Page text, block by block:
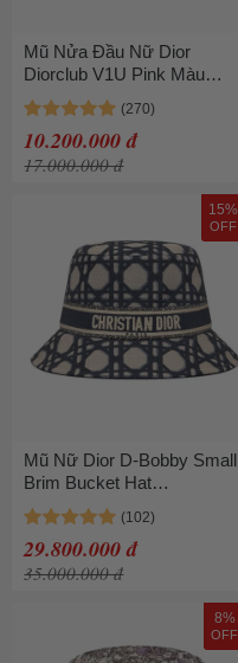
Mũ Nửa Đầu Nữ Dior
Diorclub V1U Pink Màu
Hồng
10.200.000 đ
17.000.000 đ
15%
OFF
Mũ Nữ Dior D-Bobby Small
Brim Bucket Hat
41CAN923X131-C524 Màu
Xanh Phối Be Size S
29.800.000 đ
35.000.000 đ
8%
OFF